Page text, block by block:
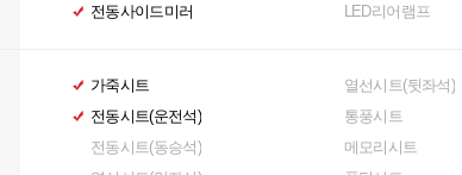
전동사이드미러
LED리어램프
가죽시트
전동시트(운전석)
전동시트(동승석)
열선시트(뒷좌석)
통풍시트
메모리시트